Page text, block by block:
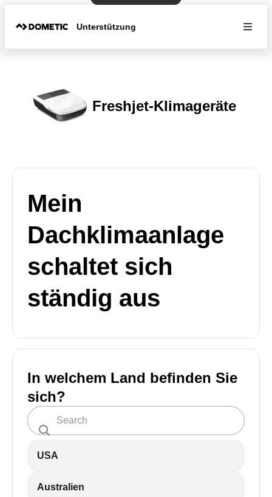
Unterstützung
Freshjet-Klimageräte
Mein
Dachklimaanlage
schaltet sich
ständig aus
In welchem Land befinden Sie
sich?
USA
Australien